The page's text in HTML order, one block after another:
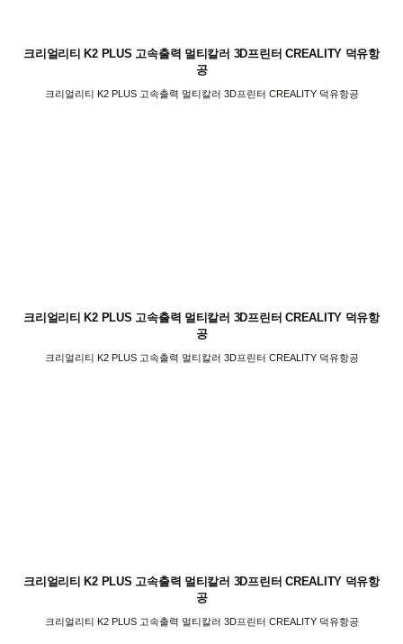
크리얼리티 K2 PLUS 고속출력 멀티칼러 3D프린터 CREALITY 덕유항
공
크리얼리티 K2 PLUS 고속출력 멀티칼러 3D프린터 CREALITY 덕유항공
크리얼리티 K2 PLUS 고속출력 멀티칼러 3D프린터 CREALITY 덕유항
공
크리얼리티 K2 PLUS 고속출력 멀티칼러 3D프린터 CREALITY 덕유항공
크리얼리티 K2 PLUS 고속출력 멀티칼러 3D프린터 CREALITY 덕유항
공
크리얼리티 K2 PLUS 고속출력 멀티칼러 3D프린터 CREALITY 덕유항공